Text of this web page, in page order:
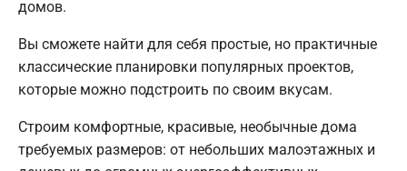
домов.
Вы сможете найти для себя простые, но практичные
классические планировки популярных проектов,
которые можно подстроить по своим вкусам.
Строим комфортные, красивые, необычные дома
требуемых размеров: от небольших малоэтажных и